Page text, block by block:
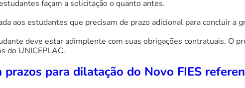
façam a solicitação o quanto antes.
aos estudantes que precisam de prazo adicional para concluir a
deve estar adimplente com suas obrigações contratuais. O
do UNICEPLAC.
para dilatação do Novo FIES